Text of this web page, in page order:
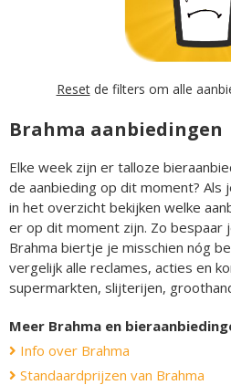
Resetde filters om alle
Brahma aanbiedingen
Elke week zijn er talloze
de aanbieding op dit moment? Als
in het overzicht bekijken welke
er op dit moment zijn. Zo bespaar
Brahma biertje je misschien nóg
vergelijk alle reclames, acties en
supermarkten, slijterijen,
Meer Brahma en
Info over Brahma
Standaardprijzen van Brahma